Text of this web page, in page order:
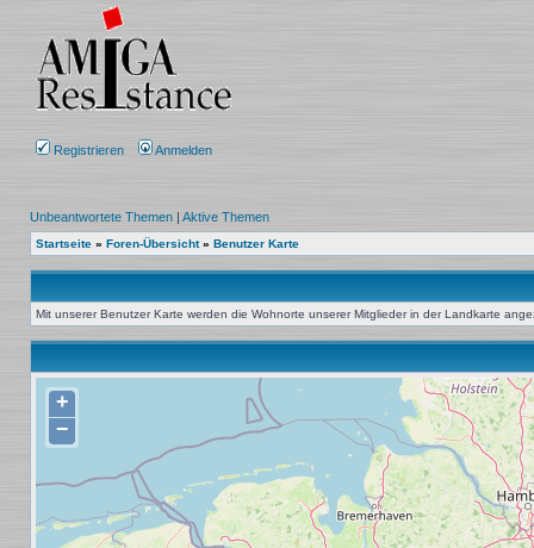
Registrieren Anmelden
Unbeantwortete Themen | Aktive Themen
Startseite » Foren-Übersicht» Benutzer Karte
Mit unserer Benutzer Karte werden die Wohnorte unserer Mitglieder in der Landkarte
+
−